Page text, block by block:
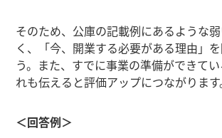
そのため、公庫の記載例にあるような
く、「今、開業する必要がある理由」
う。また、すでに事業の準備ができて
れも伝えると評価アップにつながります
＜回答例＞